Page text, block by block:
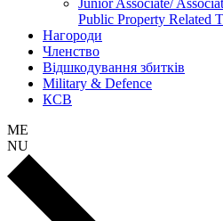
Junior Associate/
Public Property Related
Нагороди
Членство
Відшкодування збитків
Military & Defence
КСВ
ME
NU